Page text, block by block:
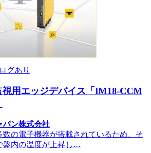
視用エッジデバイス「IM18-CCM
パン株式会社
数の電子機器が搭載されているため、そ
盤内の温度が上昇し…